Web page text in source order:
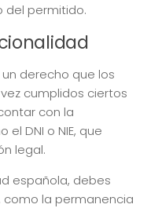
del permitido.
derecho que los
cumplidos ciertos
con la
DNI o NIE, que
legal.
española, debes
como la permanencia